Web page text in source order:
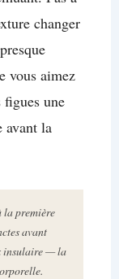
changer
vous aimez
une
avant la
la première
avant
insulaire — la